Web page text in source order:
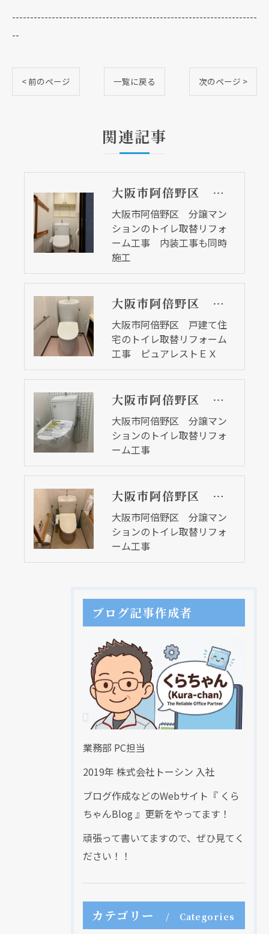
--------------------------------------------------------------------
--
< 前のページ 一覧に戻る 次のページ >
関連記事
大阪市阿倍野区 分譲マンションのトイレ取替リフォーム工事 内装工事も同時施工
大阪市阿倍野区 分譲マン
ションのトイレ取替リフォ
ーム工事 内装工事も同時
施工
大阪市阿倍野区 戸建て住宅のトイレ取替リフォーム工事 ピュアレストＥＸ
大阪市阿倍野区 戸建て住
宅のトイレ取替リフォーム
工事 ピュアレストＥＸ
大阪市阿倍野区 分譲マンションのトイレ取替リフォーム工事
大阪市阿倍野区 分譲マン
ションのトイレ取替リフォ
ーム工事
大阪市阿倍野区 分譲マンションのトイレ取替リフォーム工事
大阪市阿倍野区 分譲マン
ションのトイレ取替リフォ
ーム工事
ブログ記事作成者
業務部 PC担当
2019年 株式会社トーシン 入社
ブログ作成などのWebサイト『 くら
ちゃんBlog 』更新をやってます！
頑張って書いてますので、ぜひ見てく
ださい！！
カテゴリー Categories